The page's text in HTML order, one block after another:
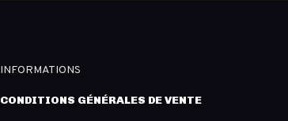
INFORMATIONS
CONDITIONS GÉNÉRALES DE VENTE